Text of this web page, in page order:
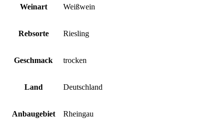
Weinart Weißwein
Rebsorte Riesling
Geschmack trocken
Land Deutschland
Anbaugebiet Rheingau